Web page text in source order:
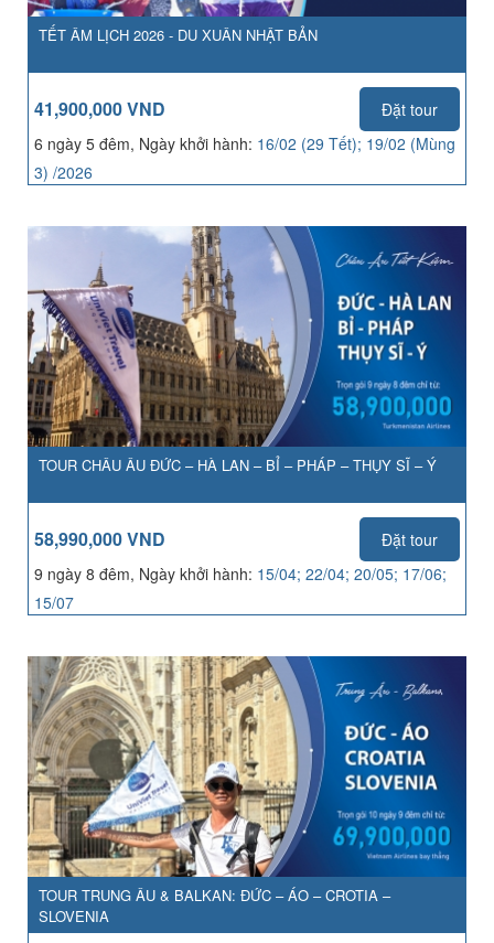
TẾT ÂM LỊCH 2026 - DU XUÂN NHẬT BẢN
41,900,000 VND
Đặt tour
6 ngày 5 đêm, Ngày khởi hành: 16/02 (29 Tết); 19/02 (Mùng
3) /2026
TOUR CHÂU ÂU ĐỨC – HÀ LAN – BỈ – PHÁP – THỤY SĨ – Ý
58,990,000 VND
Đặt tour
9 ngày 8 đêm, Ngày khởi hành: 15/04; 22/04; 20/05; 17/06;
15/07
TOUR TRUNG ÂU & BALKAN: ĐỨC – ÁO – CROTIA –
SLOVENIA